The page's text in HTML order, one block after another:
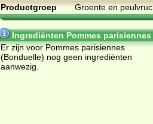
Productgroep
Groente en
Ingrediënten Pommes
Er zijn voor Pommes parisiennes
(Bonduelle) nog geen ingrediënten
aanwezig.